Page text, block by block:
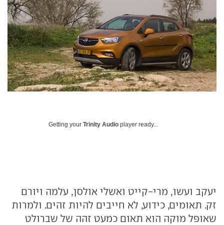
Getting your Trinity Audio player ready...
יעקב ועשו, מרי-קייט ואשלי אולסן, עלמה ויורם
זק. תאומים, כידוע, לא חייבים להיות זהים. ולמרות
שאופל מוקה הוא תאום כמעט זהה של שברולט